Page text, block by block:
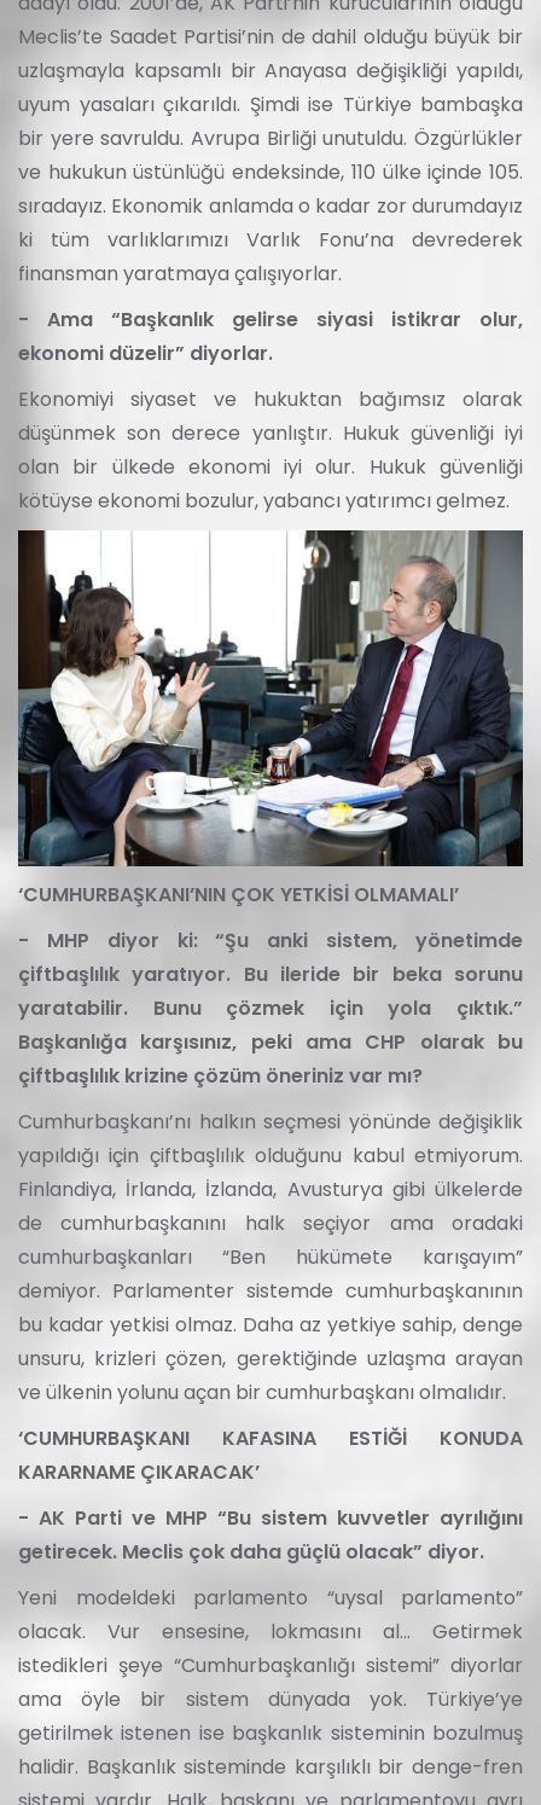
Meclis’te Saadet Partisi’nin de dahil olduğu büyük bir
uzlaşmayla kapsamlı bir Anayasa değişikliği yapıldı,
uyum yasaları çıkarıldı. Şimdi ise Türkiye bambaşka
bir yere savruldu. Avrupa Birliği unutuldu. Özgürlükler
ve hukukun üstünlüğü endeksinde, 110 ülke içinde 105.
sıradayız. Ekonomik anlamda o kadar zor durumdayız
ki tüm varlıklarımızı Varlık Fonu’na devrederek
finansman yaratmaya çalışıyorlar.
- Ama “Başkanlık gelirse siyasi istikrar olur,
ekonomi düzelir” diyorlar.
Ekonomiyi siyaset ve hukuktan bağımsız olarak
düşünmek son derece yanlıştır. Hukuk güvenliği iyi
olan bir ülkede ekonomi iyi olur. Hukuk güvenliği
kötüyse ekonomi bozulur, yabancı yatırımcı gelmez.
‘CUMHURBAŞKANI’NIN ÇOK YETKİSİ OLMAMALI’
- MHP diyor ki: “Şu anki sistem, yönetimde
çiftbaşlılık yaratıyor. Bu ileride bir beka sorunu
yaratabilir. Bunu çözmek için yola çıktık.”
Başkanlığa karşısınız, peki ama CHP olarak bu
çiftbaşlılık krizine çözüm öneriniz var mı?
Cumhurbaşkanı’nı halkın seçmesi yönünde değişiklik
yapıldığı için çiftbaşlılık olduğunu kabul etmiyorum.
Finlandiya, İrlanda, İzlanda, Avusturya gibi ülkelerde
de cumhurbaşkanını halk seçiyor ama oradaki
cumhurbaşkanları “Ben hükümete karışayım”
demiyor. Parlamenter sistemde cumhurbaşkanının
bu kadar yetkisi olmaz. Daha az yetkiye sahip, denge
unsuru, krizleri çözen, gerektiğinde uzlaşma arayan
ve ülkenin yolunu açan bir cumhurbaşkanı olmalıdır.
‘CUMHURBAŞKANI KAFASINA ESTİĞİ KONUDA
KARARNAME ÇIKARACAK’
- AK Parti ve MHP “Bu sistem kuvvetler ayrılığını
getirecek. Meclis çok daha güçlü olacak” diyor.
Yeni modeldeki parlamento “uysal parlamento”
olacak. Vur ensesine, lokmasını al... Getirmek
istedikleri şeye “Cumhurbaşkanlığı sistemi” diyorlar
ama öyle bir sistem dünyada yok. Türkiye’ye
getirilmek istenen ise başkanlık sisteminin bozulmuş
halidir. Başkanlık sisteminde karşılıklı bir denge-fren